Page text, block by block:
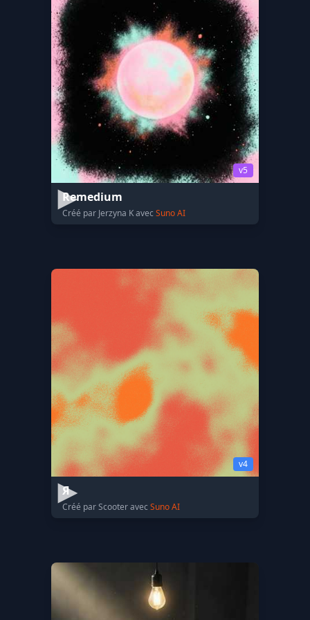
v5
Remedium
Créé par Jerzyna K avec Suno AI
v4
Я
Créé par Scooter avec Suno AI